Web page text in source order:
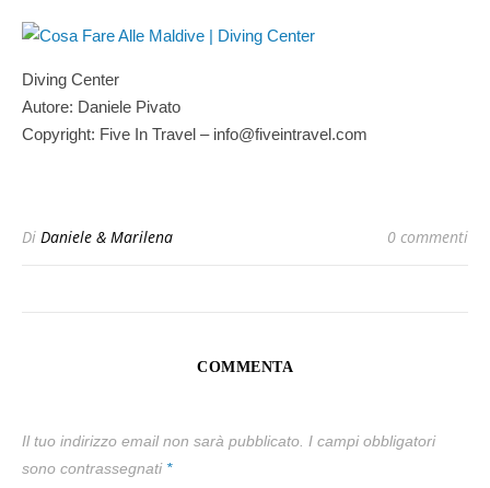
Diving Center
Autore: Daniele Pivato
Copyright: Five In Travel – info@fiveintravel.com
Di Daniele & Marilena 0 commenti
COMMENTA
Il tuo indirizzo email non sarà pubblicato. I campi obbligatori
sono contrassegnati *